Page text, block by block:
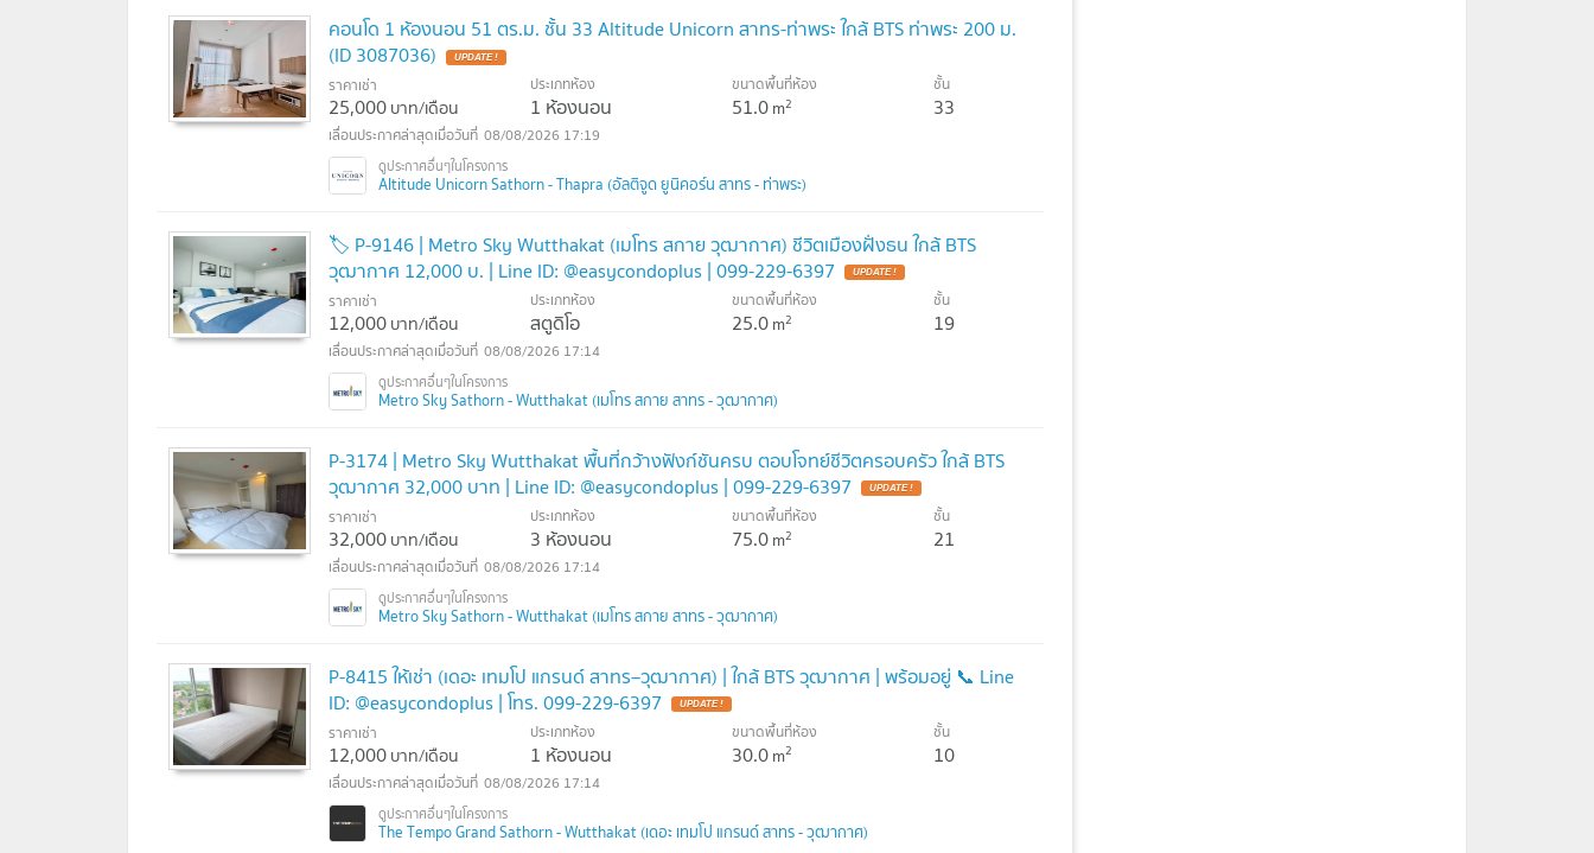
คอนโด 1 ห้องนอน 51 ตร.ม. ชั้น 33 Altitude Unicorn สาทร-ท่าพระ ใกล้ BTS ท่าพระ 200 ม.
(ID 3087036)
ราคาเช่า
25,000บาท/เดือน
ประเภทห้อง
1 ห้องนอน
ขนาดพื้นที่ห้อง
51.0m2
ชั้น
33
08/08/2026 17:19
Altitude Unicorn Sathorn - Thapra (อัลติจูด ยูนิคอร์น สาทร - ท่าพระ)
🏷️ P-9146 | Metro Sky Wutthakat (เมโทร สกาย วุฒากาศ) ชีวิตเมืองฝั่งธน ใกล้ BTS
วุฒากาศ 12,000 บ. | Line ID: @easycondoplus | 099-229-6397
ราคาเช่า
12,000บาท/เดือน
ประเภทห้อง
สตูดิโอ
ขนาดพื้นที่ห้อง
25.0m2
ชั้น
19
08/08/2026 17:14
Metro Sky Sathorn - Wutthakat (เมโทร สกาย สาทร - วุฒากาศ)
P-3174 | Metro Sky Wutthakat พื้นที่กว้างฟังก์ชันครบ ตอบโจทย์ชีวิตครอบครัว ใกล้ BTS
วุฒากาศ 32,000 บาท | Line ID: @easycondoplus | 099-229-6397
ราคาเช่า
32,000บาท/เดือน
ประเภทห้อง
3 ห้องนอน
ขนาดพื้นที่ห้อง
75.0m2
ชั้น
21
08/08/2026 17:14
Metro Sky Sathorn - Wutthakat (เมโทร สกาย สาทร - วุฒากาศ)
P-8415 ให้เช่า (เดอะ เทมโป แกรนด์ สาทร–วุฒากาศ) | ใกล้ BTS วุฒากาศ | พร้อมอยู่ 📞 Line
ID: @easycondoplus | โทร. 099-229-6397
ราคาเช่า
12,000บาท/เดือน
ประเภทห้อง
1 ห้องนอน
ขนาดพื้นที่ห้อง
30.0m2
ชั้น
10
08/08/2026 17:14
The Tempo Grand Sathorn - Wutthakat (เดอะ เทมโป แกรนด์ สาทร - วุฒากาศ)